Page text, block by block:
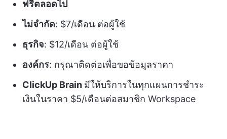
ฟรีตลอดไป
ไม่จำกัด: $7/เดือน ต่อผู้ใช้
ธุรกิจ: $12/เดือน ต่อผู้ใช้
องค์กร: กรุณาติดต่อเพื่อขอข้อมูลราคา
ClickUp Brain มีให้บริการในทุกแผนการชำระ
เงินในราคา $5/เดือนต่อสมาชิก Workspace